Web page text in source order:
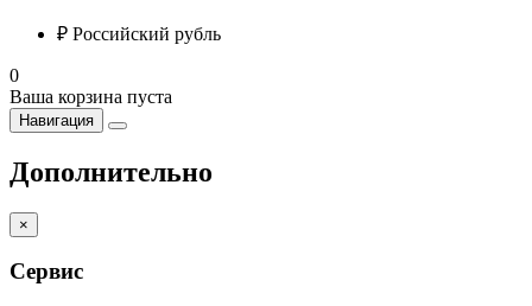
₽ Российский рубль
0
Ваша корзина пуста
Навигация
Дополнительно
×
Сервис